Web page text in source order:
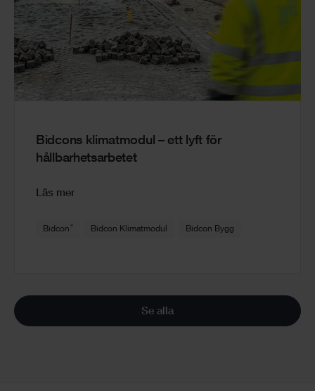
Bidcons klimatmodul – ett lyft för
hållbarhetsarbetet
Läs mer
Bidcon Bidcon Klimatmodul Bidcon Bygg
Se alla